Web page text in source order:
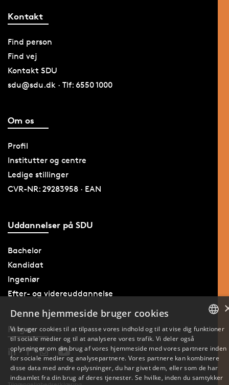
Kontakt
Find person
Find vej
Kontakt SDU
sdu@sdu.dk · Tlf: 6550 1000
Om os
Profil
Institutter og centre
Ledige stillinger
CVR-NR: 29283958 · EAN
Uddannelser på SDU
Bachelor
Kandidat
Ingeniør
Efter- og videreuddannelse
Følg os
ENGLISH
Denne hjemmeside bruger cookies
Vi bruger cookies til at tilpasse vores indhold og til at vise dig funktioner
til sociale medier og til at analysere vores trafik. Vi deler også
oplysninger om din brug af vores hjemmeside med vores partnere inden
for sociale medier og analysepartnere. Vores partnere kan kombinere
disse data med andre oplysninger, du har givet dem, eller som de har
indsamlet fra din brug af deres tjenester. Se hvilke, inden du samtykker